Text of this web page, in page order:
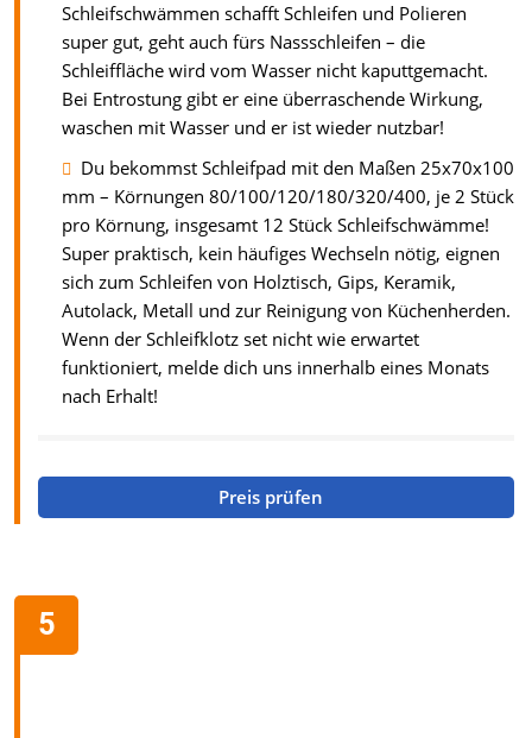
Schleifschwämmen schafft Schleifen und Polieren
super gut, geht auch fürs Nassschleifen – die
Schleiffläche wird vom Wasser nicht kaputtgemacht.
Bei Entrostung gibt er eine überraschende Wirkung,
waschen mit Wasser und er ist wieder nutzbar!
Du bekommst Schleifpad mit den Maßen 25x70x100
mm – Körnungen 80/100/120/180/320/400, je 2 Stück
pro Körnung, insgesamt 12 Stück Schleifschwämme!
Super praktisch, kein häufiges Wechseln nötig, eignen
sich zum Schleifen von Holztisch, Gips, Keramik,
Autolack, Metall und zur Reinigung von Küchenherden.
Wenn der Schleifklotz set nicht wie erwartet
funktioniert, melde dich uns innerhalb eines Monats
nach Erhalt!
Preis prüfen